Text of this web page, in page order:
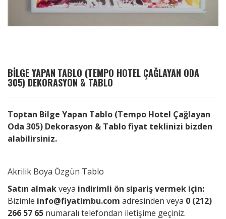
BILGE YAPAN TABLO (TEMPO HOTEL ÇAĞLAYAN ODA
305) DEKORASYON & TABLO
Toptan Bilge Yapan Tablo (Tempo Hotel Çağlayan
Oda 305) Dekorasyon & Tablo fiyat teklinizi bizden
alabilirsiniz.
Akrilik Boya Özgün Tablo
Satın almakveya indirimli ön sipariş vermek için:
Bizimle info@fiyatimbu.com adresinden veya 0 (212)
266 57 65 numaralı telefondan iletişime geçiniz.